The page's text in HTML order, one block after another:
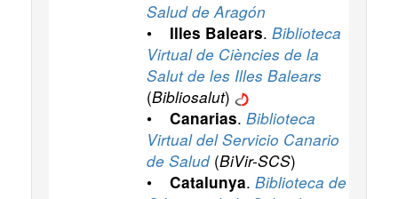
Salud de Aragón
• Illes Balears. Biblioteca
Virtual de Ciències de la
Salut de les Illes Balears
(Bibliosalut)
• Canarias. Biblioteca
Virtual del Servicio Canario
de Salud(BiVir-SCS)
• Catalunya. Biblioteca de